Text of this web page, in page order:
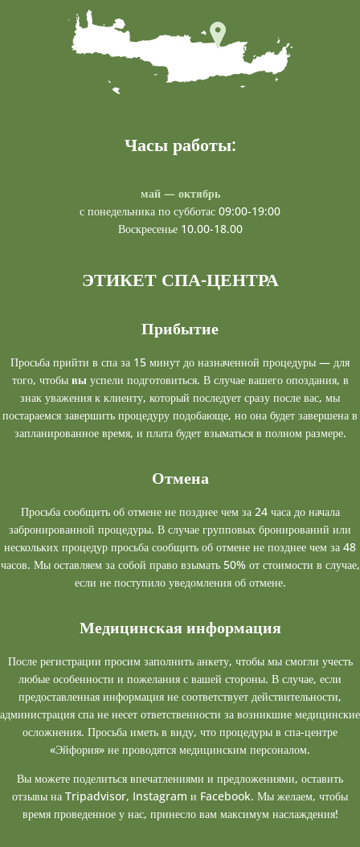
Часы работы:
май — октябрь
с понедельника по субботас 09:00-19:00
Воскресенье 10.00-18.00
ЭТИКЕТ СПА-ЦЕНТРА
Прибытие
Просьба прийти в спа за 15 минут до назначенной процедуры — для
того, чтобы выуспели подготовиться. В случае вашего опоздания, в
знак уважения к клиенту, который последует сразу после вас, мы
постараемся завершить процедуру подобающе, но она будет завершена в
запланированное время, и плата будет взыматься в полном размере.
Отмена
Просьба сообщить об отмене не позднее чем за 24 часа до начала
забронированной процедуры. В случае групповых бронирований или
нескольких процедур просьба сообщить об отмене не позднее чем за 48
часов. Мы оставляем за собой право взымать 50% от стоимости в случае,
если не поступило уведомления об отмене.
Медицинская информация
После регистрации просим заполнить анкету, чтобы мы смогли учесть
любые особенности и пожелания с вашей стороны. В случае, если
предоставленная информация не соответствует действительности,
администрация спа не несет ответственности за возникшие медицинские
осложнения. Просьба иметь в виду, что процедуры в спа-центре
«Эйфория» не проводятся медицинским персоналом.
Вы можете поделиться впечатлениями и предложениями, оставить
отзывы на Tripadvisor, Instagram и Facebook. Мы желаем, чтобы
время проведенное у нас, принесло вам максимум наслаждения!